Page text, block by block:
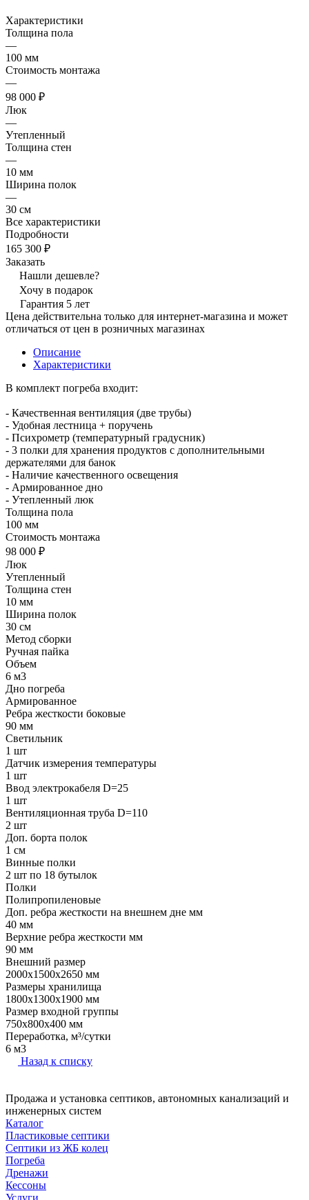
Характеристики
Толщина пола
—
100 мм
Стоимость монтажа
—
98 000 ₽
Люк
—
Утепленный
Толщина стен
—
10 мм
Ширина полок
—
30 см
Все характеристики
Подробности
165 300 ₽
Заказать
Нашли дешевле?
Хочу в подарок
Гарантия 5 лет
Цена действительна только для интернет-магазина и может
отличаться от цен в розничных магазинах
Описание
Характеристики
В комплект погреба входит:
- Качественная вентиляция (две трубы)
- Удобная лестница + поручень
- Психрометр (температурный градусник)
- 3 полки для хранения продуктов с дополнительными
держателями для банок
- Наличие качественного освещения
- Армированное дно
- Утепленный люк
Толщина пола
100 мм
Стоимость монтажа
98 000 ₽
Люк
Утепленный
Толщина стен
10 мм
Ширина полок
30 см
Метод сборки
Ручная пайка
Объем
6 м3
Дно погреба
Армированное
Ребра жесткости боковые
90 мм
Светильник
1 шт
Датчик измерения температуры
1 шт
Ввод электрокабеля D=25
1 шт
Вентиляционная труба D=110
2 шт
Доп. борта полок
1 см
Винные полки
2 шт по 18 бутылок
Полки
Полипропиленовые
Доп. ребра жесткости на внешнем дне мм
40 мм
Верхние ребра жесткости мм
90 мм
Внешний размер
2000x1500x2650 мм
Размеры хранилища
1800x1300x1900 мм
Размер входной группы
750х800х400 мм
Переработка, м³/сутки
6 м3
Назад к списку
Продажа и установка септиков, автономных канализаций и
инженерных систем
Каталог
Пластиковые септики
Септики из ЖБ колец
Погреба
Дренажи
Кессоны
Услуги